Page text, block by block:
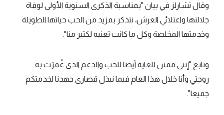
وقال تشارلز في بيان "بمناسبة الذكرى السنوية الأولى لوفاة
جلالتها واعتلائي العرش، نتذكر بمزيد من الحب حياتها الطويلة
وخدمتها المخلصة وكل ما كانت تعنيه لكثير منا".
وتابع "إنني ممتن للغاية أيضا للحب والدعم الذي غُمرَت به
زوجتي وأنا خلال هذا العام فيما نبذل قصارى جهدنا لخدمتكم
جميعا".